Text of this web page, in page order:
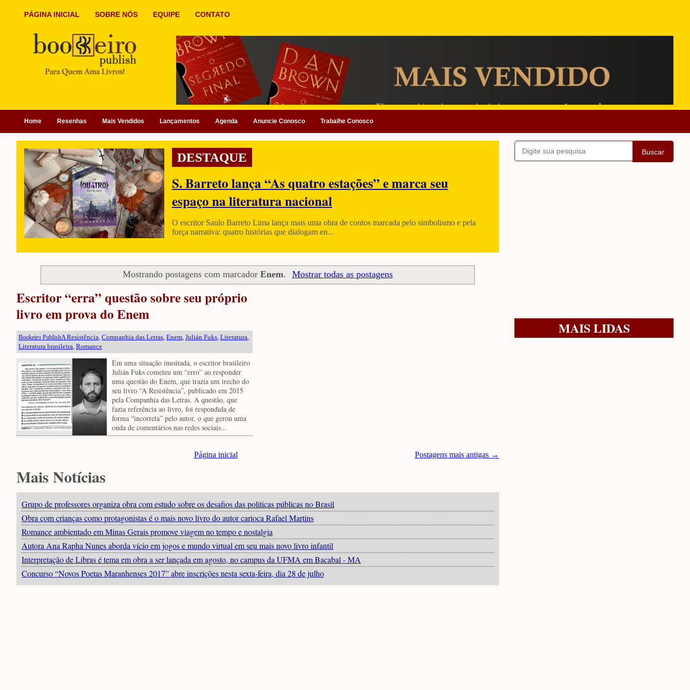
PÁGINA INICIAL SOBRE NÓS EQUIPE CONTATO
Home Resenhas Mais Vendidos Lançamentos Agenda Anuncie Conosco Trabalhe Conosco
DESTAQUE
S. Barreto lança “As quatro estações” e marca seu
espaço na literatura nacional
O escritor Saulo Barreto Lima lança mais uma obra de contos marcada pelo simbolismo e pela
força narrativa: quatro histórias que dialogam en...
Mostrando postagens com marcador Enem. Mostrar todas as postagens
Escritor “erra” questão sobre seu próprio
livro em prova do Enem
Bookeiro PublishA Resistência Companhia das Letras Enem Julián Fuks Literatura
Literatura brasileira Romance
Em uma situação inusitada, o escritor brasileiro
Julián Fuks cometeu um “erro” ao responder
uma questão do Enem, que trazia um trecho do
seu livro “A Resistência”, publicado em 2015
pela Companhia das Letras. A questão, que
fazia referência ao livro, foi respondida de
forma “incorreta” pelo autor, o que gerou uma
onda de comentários nas redes sociais...
Postagens mais antigas →
Página inicial
Mais Notícias
Grupo de professores organiza obra com estudo sobre os desafios das políticas públicas no Brasil
Obra com crianças como protagonistas é o mais novo livro do autor carioca Rafael Martins
Romance ambientado em Minas Gerais promove viagem no tempo e nostalgia
Autora Ana Rapha Nunes aborda vício em jogos e mundo virtual em seu mais novo livro infantil
Interpretação de Libras é tema em obra a ser lançada em agosto, no campus da UFMA em Bacabal - MA
Concurso “Novos Poetas Maranhenses 2017” abre inscrições nesta sexta-feira, dia 28 de julho
Buscar
MAIS LIDAS